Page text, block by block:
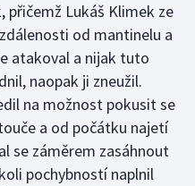
přičemž Lukáš Klimek ze
od mantinelu a
atakoval a nijak tuto
naopak ji zneužil.
na možnost pokusit se
a od počátku najetí
se záměrem zasáhnout
pochybností naplnil